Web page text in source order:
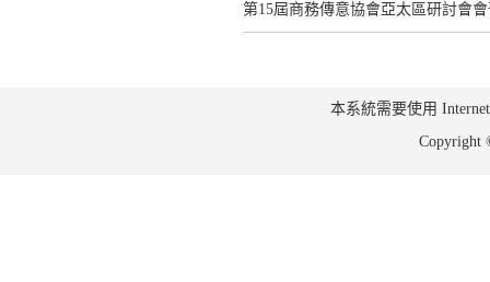
第15屆商務傳意協會亞太區研討會
本系統需要使用
Copyright